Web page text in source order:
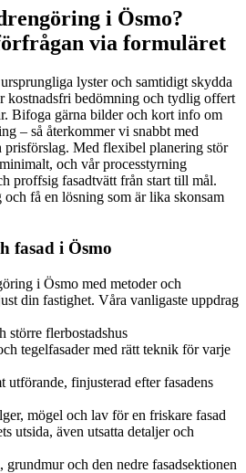
i Ösmo?
via formuläret
lyster och samtidigt skydda
kostnadsfri bedömning och tydlig offert
Bifoga gärna bilder och kort info om
– så återkommer vi snabbt med
prisförslag. Med flexibel planering stör
och vår processtyrning
proffsig fasadtvätt från start till mål.
få en lösning som är lika skonsam
fasad i Ösmo
i Ösmo med metoder och
din fastighet. Våra vanligaste uppdrag
större flerbostadshus
tegelfasader med rätt teknik för varje
utförande, finjusterad efter fasadens
mögel och lav för en friskare fasad
utsida, även utsatta detaljer och
och den nedre fasadsektionen